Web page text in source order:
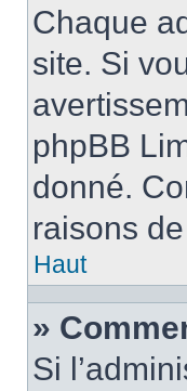
Chaque
site. Si
phpBB
donné.
raisons
Haut
»
Si